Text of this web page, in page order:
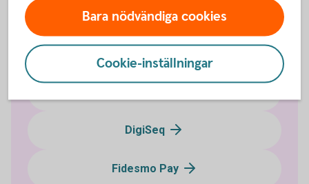
Blippa med mobil eller klocka
DigiSeq
Fidesmo Pay
Bara nödvändiga cookies
Cookie-inställningar